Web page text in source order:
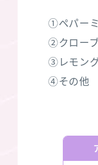
①ペパー
②クローブ
③レモン
④その他